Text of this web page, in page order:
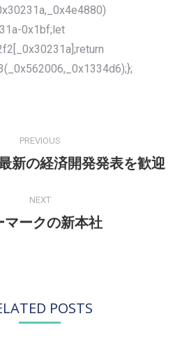
0x1bf;let
PREVIOUS
Previous
新の経済開発発表を歓迎
NEXT
Next
マークの新本社
POSTS